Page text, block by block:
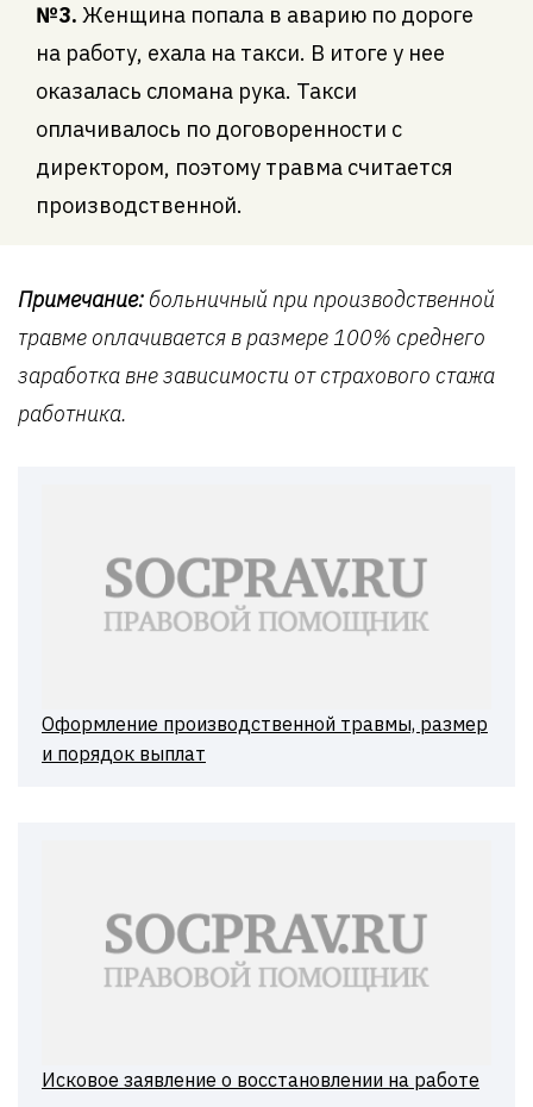
№3. Женщина попала в аварию по дороге
на работу, ехала на такси. В итоге у нее
оказалась сломана рука. Такси
оплачивалось по договоренности с
директором, поэтому травма считается
производственной.
Примечание: больничный при производственной
травме оплачивается в размере 100% среднего
заработка вне зависимости от страхового стажа
работника.
Оформление производственной травмы, размер
и порядок выплат
Исковое заявление о восстановлении на работе